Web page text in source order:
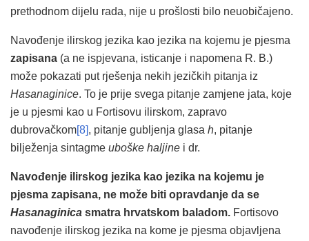
prethodnom dijelu rada, nije u prošlosti bilo neuobičajeno.
Navođenje ilirskog jezika kao jezika na kojemu je pjesma
zapisana (a ne ispjevana, isticanje i napomena R. B.)
može pokazati put rješenja nekih jezičkih pitanja iz
Hasanaginice. To je prije svega pitanje zamjene jata, koje
je u pjesmi kao u Fortisovu ilirskom, zapravo
dubrovačkom[8], pitanje gubljenja glasa h, pitanje
bilježenja sintagme uboške haljine i dr.
Navođenje ilirskog jezika kao jezika na kojemu je
pjesma zapisana, ne može biti opravdanje da se
Hasanaginica smatra hrvatskom baladom. Fortisovo
navođenje ilirskog jezika na kome je pjesma objavljena